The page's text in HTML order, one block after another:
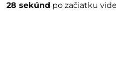
28 sekúnd po začiatku